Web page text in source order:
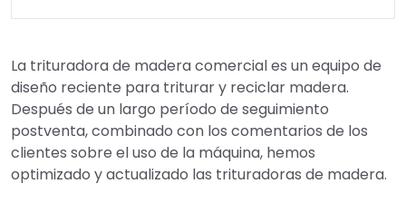
La trituradora de madera comercial es un equipo de
diseño reciente para triturar y reciclar madera.
Después de un largo período de seguimiento
postventa, combinado con los comentarios de los
clientes sobre el uso de la máquina, hemos
optimizado y actualizado las trituradoras de madera.